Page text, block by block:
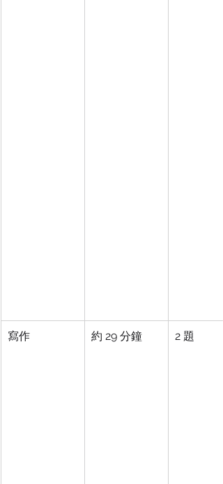
寫作 約 29 分鐘 2 題